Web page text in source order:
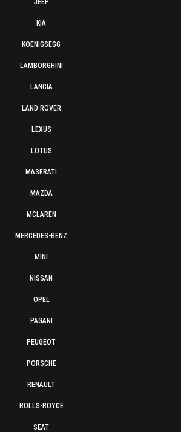
JEEP
KIA
KOENIGSEGG
LAMBORGHINI
LANCIA
LAND ROVER
LEXUS
LOTUS
MASERATI
MAZDA
MCLAREN
MERCEDES-BENZ
MINI
NISSAN
OPEL
PAGANI
PEUGEOT
PORSCHE
RENAULT
ROLLS-ROYCE
SEAT